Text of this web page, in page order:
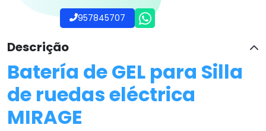
957845707
Descrição
Batería de GEL para Silla
de ruedas eléctrica
MIRAGE